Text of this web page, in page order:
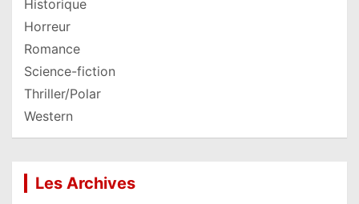
Historique
Horreur
Romance
Science-fiction
Thriller/Polar
Western
Les Archives